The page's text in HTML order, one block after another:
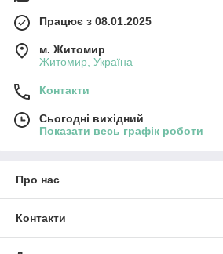
Працює з 08.01.2025
м. Житомир
Житомир, Україна
Контакти
Сьогодні вихідний
Показати весь графік роботи
Про нас
Контакти